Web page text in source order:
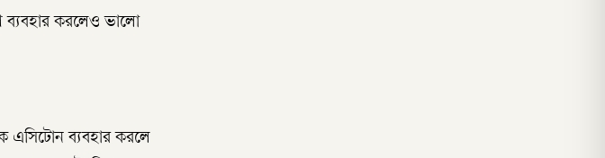
ব্যবহার করলেও ভালো
এসিটোন ব্যবহার করলে